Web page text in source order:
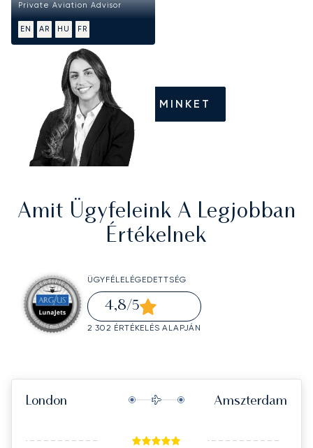
Private Aviation Advisor
EN AR HU FR
HÍVJON MINKET
Amit Ügyfeleink A Legjobban
Értékelnek
ÜGYFÉLELÉGEDETTSÉG
4,8/5
2 302 ÉRTÉKELÉS ALAPJÁN
London Amszterdam